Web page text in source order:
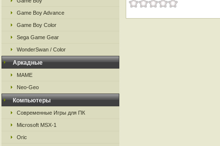
Game Boy Advance
Game Boy Color
Sega Game Gear
WonderSwan / Color
Аркадные
MAME
Neo-Geo
Компьютеры
Современные Игры для ПК
Microsoft MSX-1
Oric